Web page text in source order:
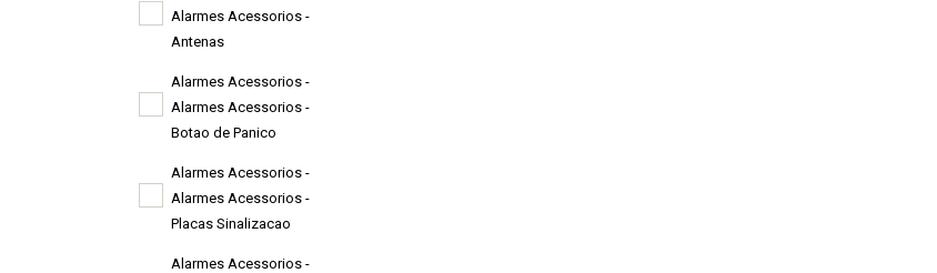
Alarmes Acessorios -
Antenas
Alarmes Acessorios -
Alarmes Acessorios -
Botao de Panico
Alarmes Acessorios -
Alarmes Acessorios -
Placas Sinalizacao
Alarmes Acessorios -